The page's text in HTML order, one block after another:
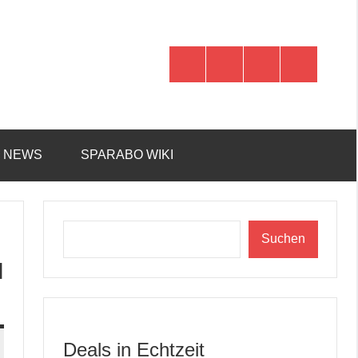
NEWS SPARABO WIKI
Suchen
Deals in Echtzeit